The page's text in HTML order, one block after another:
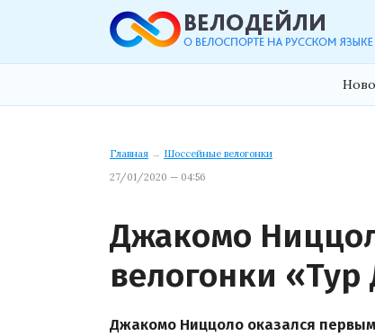
Главная → Шоссейные велогонки
27/01/2020 — 04:56
Джакомо
велогонки
Джакомо Ниццоло оказался